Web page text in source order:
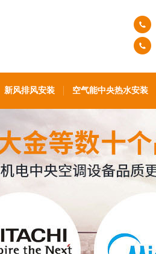
新风排风安装 空气能中央热水安装